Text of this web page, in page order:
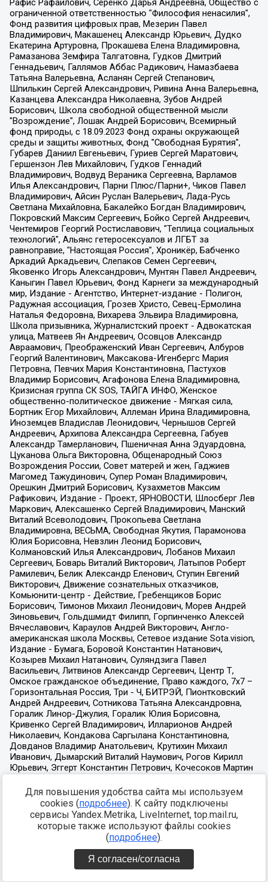
Для повышения удобства сайта мы используем
cookies (подробнее). К сайту подключены
сервисы Yandex.Metrika, LiveInternet, top.mail.ru,
которые также используют файлы cookies
(подробнее).
Я согласен/согласна